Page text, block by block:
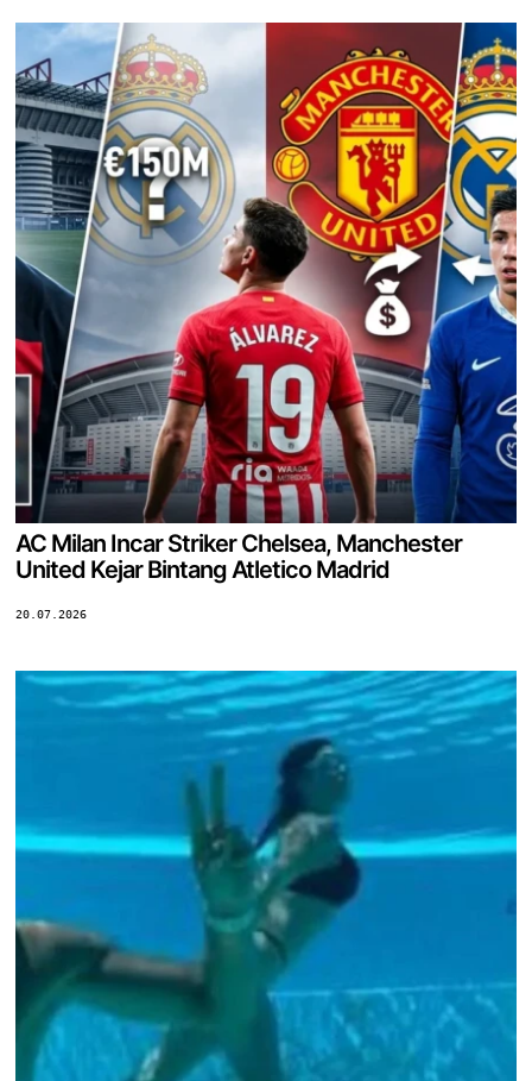
AC Milan Incar Striker Chelsea, Manchester
United Kejar Bintang Atletico Madrid
20.07.2026